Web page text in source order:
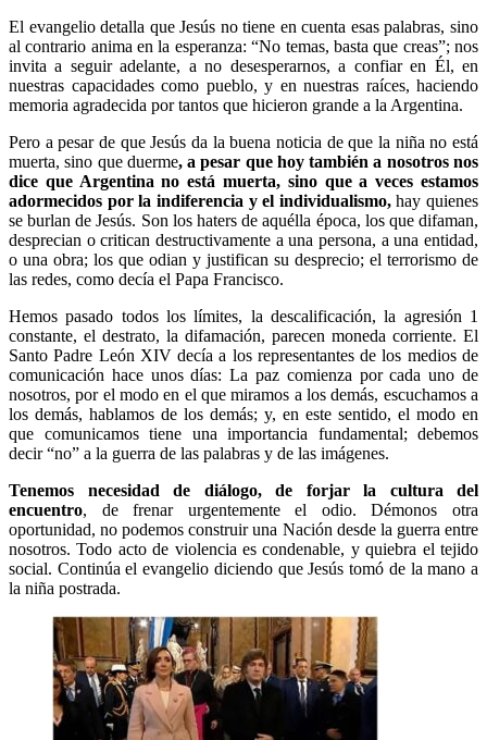
El evangelio detalla que Jesús no tiene en cuenta esas palabras, sino
al contrario anima en la esperanza: “No temas, basta que creas”; nos
invita a seguir adelante, a no desesperarnos, a confiar en Él, en
nuestras capacidades como pueblo, y en nuestras raíces, haciendo
memoria agradecida por tantos que hicieron grande a la Argentina.
Pero a pesar de que Jesús da la buena noticia de que la niña no está
muerta, sino que duerme, a pesar que hoy también a nosotros nos
dice que Argentina no está muerta, sino que a veces estamos
adormecidos por la indiferencia y el individualismo,hay quienes
se burlan de Jesús. Son los haters de aquélla época, los que difaman,
desprecian o critican destructivamente a una persona, a una entidad,
o una obra; los que odian y justifican su desprecio; el terrorismo de
las redes, como decía el Papa Francisco.
Hemos pasado todos los límites, la descalificación, la agresión 1
constante, el destrato, la difamación, parecen moneda corriente. El
Santo Padre León XIV decía a los representantes de los medios de
comunicación hace unos días: La paz comienza por cada uno de
nosotros, por el modo en el que miramos a los demás, escuchamos a
los demás, hablamos de los demás; y, en este sentido, el modo en
que comunicamos tiene una importancia fundamental; debemos
decir “no” a la guerra de las palabras y de las imágenes.
Tenemos necesidad de diálogo, de forjar la cultura del
encuentro, de frenar urgentemente el odio. Démonos otra
oportunidad, no podemos construir una Nación desde la guerra entre
nosotros. Todo acto de violencia es condenable, y quiebra el tejido
social. Continúa el evangelio diciendo que Jesús tomó de la mano a
la niña postrada.